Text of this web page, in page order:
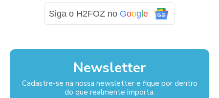
Siga o H2FOZ no Goog e
Newsletter
Cadastre-se na nossa newsletter e fique por dentro
do que realmente importa.